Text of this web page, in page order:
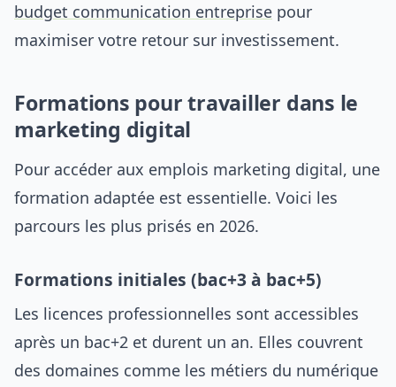
budget communication entreprise pour
maximiser votre retour sur investissement.
Formations pour travailler dans le
marketing digital
Pour accéder aux emplois marketing digital, une
formation adaptée est essentielle. Voici les
parcours les plus prisés en 2026.
Formations initiales (bac+3 à bac+5)
Les licences professionnelles sont accessibles
après un bac+2 et durent un an. Elles couvrent
des domaines comme les métiers du numérique